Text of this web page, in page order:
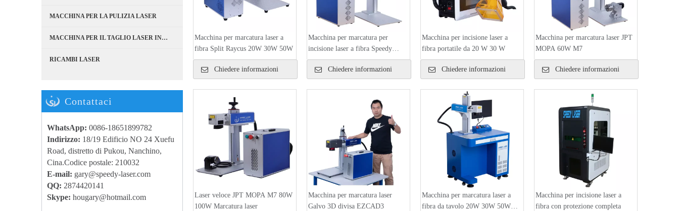
MACCHINA PER LA PULIZIA LASER
MACCHINA PER IL TAGLIO LASER IN FIBRA
RICAMBI LASER
Contattaci
WhatsApp: 0086-18651899782
Indirizzo: 18/19 Edificio NO 24 Xuefu
Road, distretto di Pukou, Nanchino,
Cina.Codice postale: 210032
E-mail: gary@speedy-laser.com
QQ: 2874420141
Skype: hougary@hotmail.com
Macchina per marcatura laser a
fibra Split Raycus 20W 30W 50W
Chiedere informazioni
Macchina per marcatura per
incisione laser a fibra Speedy
Laser JPT 50W
Chiedere informazioni
Macchina per incisione laser a
fibra portatile da 20 W 30 W
Chiedere informazioni
Macchina per marcatura laser JPT
MOPA 60W M7
Chiedere informazioni
Laser veloce JPT MOPA M7 80W
100W Marcatura laser
Macchina per marcatura laser
Galvo 3D divisa EZCAD3
Macchina per marcatura laser a
fibra da tavolo 20W 30W 50W
Macchina per incisione laser a
fibra con protezione completa